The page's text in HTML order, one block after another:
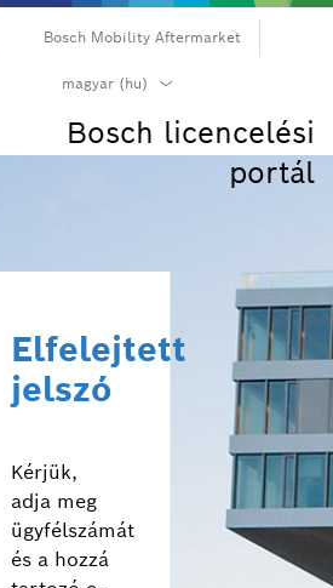
Bosch Mobility Aftermarket
magyar (hu)
dansk (da)
Deutsch (de)
español (es)
suomi (fi)
français (fr)
hrvatski (hr)
magyar (hu)
日本語 (ja)
한국어 (ko)
Nederlands (nl)
Bosch licencelési
portál
Elfelejtett
jelszó
Kérjük,
adja meg
ügyfélszámát
és a hozzá